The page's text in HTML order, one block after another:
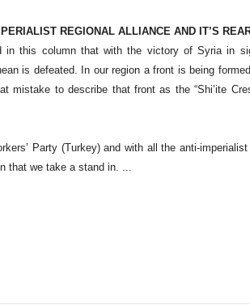
REGIONAL ALLIANCE AND IT’S
in this column that with the victory of Syria in
is defeated. In our region a front is being
mistake to describe that front as the “Shi’ite
Party (Turkey) and with all the anti-
that we take a stand in. ...